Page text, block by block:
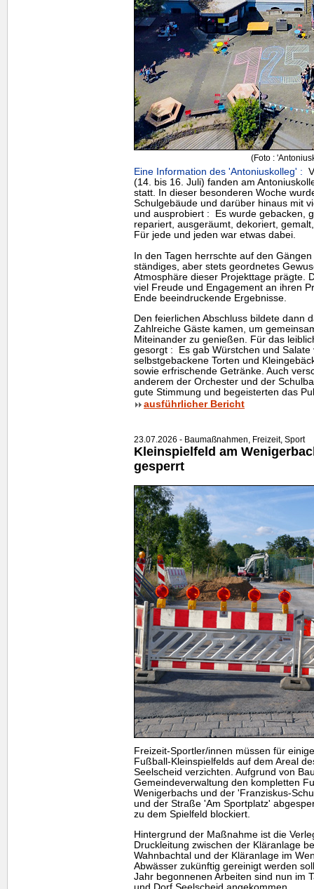
(Foto :
Eine Information des 'Antoniuskolleg' :
(14. bis 16. Juli) fanden am
statt. In dieser besonderen Woche
Schulgebäude und darüber hinaus mit
und ausprobiert : Es wurde gebacken,
repariert, ausgeräumt, dekoriert,
Für jede und jeden war etwas dabei.
In den Tagen herrschte auf den
ständiges, aber stets geordnetes
Atmosphäre dieser Projekttage prägte.
viel Freude und Engagement an ihren
Ende beeindruckende Ergebnisse.
Den feierlichen Abschluss bildete dann
Zahlreiche Gäste kamen, um
Miteinander zu genießen. Für das
gesorgt : Es gab Würstchen und
selbstgebackene Torten und
sowie erfrischende Getränke. Auch
anderem der Orchester und der
gute Stimmung und begeisterten das
ausführlicher Bericht
23.07.2026 - Baumaßnahmen, Freizeit, Sport
Kleinspielfeld am
gesperrt
Freizeit-Sportler/innen müssen für
Fußball-Kleinspielfelds auf dem Areal
Seelscheid verzichten. Aufgrund von
Gemeindeverwaltung den kompletten
Wenigerbachs und der 'Franziskus-
und der Straße 'Am Sportplatz'
zu dem Spielfeld blockiert.
Hintergrund der Maßnahme ist die
Druckleitung zwischen der Kläranlage
Wahnbachtal und der Kläranlage im
Abwässer zukünftig gereinigt werden
Jahr begonnenen Arbeiten sind nun im